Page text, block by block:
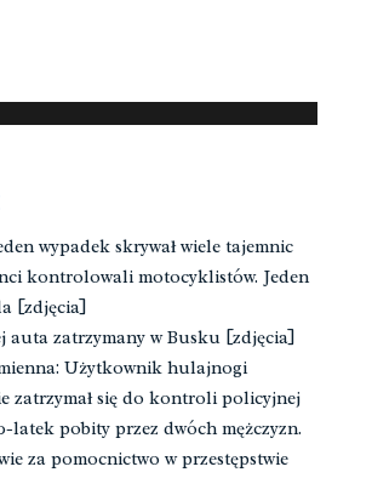
wypadek skrywał wiele tajemnic
kontrolowali motocyklistów. Jeden
[zdjęcia]
auta zatrzymany w Busku [zdjęcia]
Użytkownik hulajnogi
zatrzymał się do kontroli policyjnej
latek pobity przez dwóch mężczyzn.
za pomocnictwo w przestępstwie